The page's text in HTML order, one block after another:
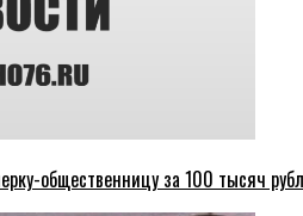
общественницу за 100 тысяч